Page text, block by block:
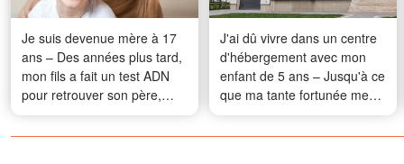
Je suis devenue mère à 17
ans – Des années plus tard,
mon fils a fait un test ADN
pour retrouver son père,
mais il a découvert une
vérité qui m'a fait perdre
J'ai dû vivre dans un centre
d'hébergement avec mon
enfant de 5 ans – Jusqu'à ce
que ma tante fortunée me
repère et me dise : « Tes
parents ne t'ont-ils pas parlé